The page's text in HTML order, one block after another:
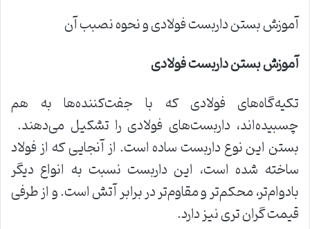
آموزش بستن داربست فولادی و نحوه نصبب آن
آموزش بستن داربست فولادی
تکیه‌گاه‌های فولادی که با جفت‌کننده‌ها به هم
چسبیده‌اند، داربست‌های فولادی را تشکیل می‌دهند.
بستن این نوع داربست ساده است. از آنجایی که از فولاد
ساخته شده است، این داربست نسبت به انواع دیگر
بادوام‌تر، محکم‌تر و مقاوم‌تر در برابر آتش است. و از طرفی
قیمت گران تری نیز دارد.